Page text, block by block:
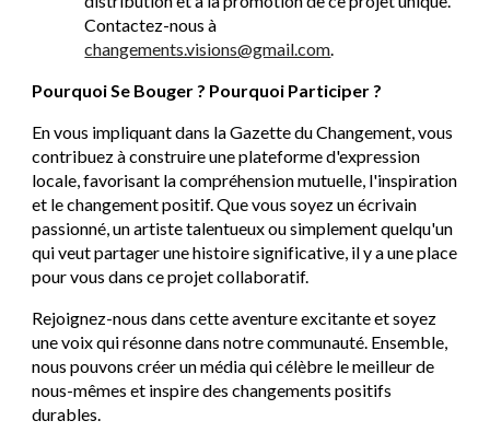
Contactez-nous à
changements.visions@gmail.com.
Pourquoi Se Bouger ? Pourquoi Participer ?
En vous impliquant dans la Gazette du Changement, vous
contribuez à construire une plateforme d'expression
locale, favorisant la compréhension mutuelle, l'inspiration
et le changement positif. Que vous soyez un écrivain
passionné, un artiste talentueux ou simplement quelqu'un
qui veut partager une histoire significative, il y a une place
pour vous dans ce projet collaboratif.
Rejoignez-nous dans cette aventure excitante et soyez
une voix qui résonne dans notre communauté. Ensemble,
nous pouvons créer un média qui célèbre le meilleur de
nous-mêmes et inspire des changements positifs
durables.